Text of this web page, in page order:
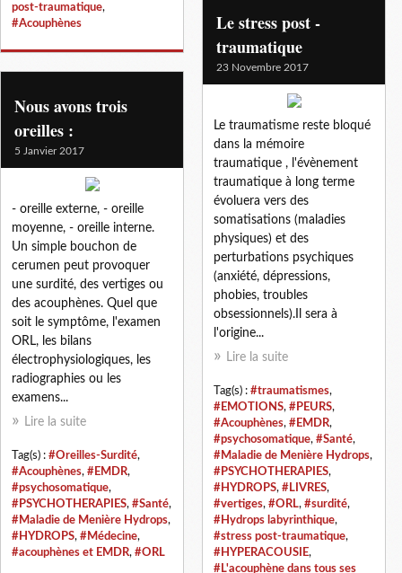
post-traumatique,
#Acouphènes
Le stress post -
traumatique
23 Novembre 2017
Le traumatisme reste bloqué
dans la mémoire
traumatique , l'évènement
traumatique à long terme
évoluera vers des
somatisations (maladies
physiques) et des
perturbations psychiques
(anxiété, dépressions,
phobies, troubles
obsessionnels).Il sera à
l'origine...
Lire la suite
Tag(s) : #traumatismes,
#EMOTIONS, #PEURS,
#Acouphènes, #EMDR,
#psychosomatique, #Santé,
#Maladie de Menière Hydrops,
#PSYCHOTHERAPIES,
#HYDROPS, #LIVRES,
#vertiges, #ORL, #surdité,
#Hydrops labyrinthique,
#stress post-traumatique,
#HYPERACOUSIE,
#L'acouphène dans tous ses
Nous avons trois
oreilles :
5 Janvier 2017
- oreille externe, - oreille
moyenne, - oreille interne.
Un simple bouchon de
cerumen peut provoquer
une surdité, des vertiges ou
des acouphènes. Quel que
soit le symptôme, l'examen
ORL, les bilans
électrophysiologiques, les
radiographies ou les
examens...
Lire la suite
Tag(s) : #Oreilles-Surdité,
#Acouphènes, #EMDR,
#psychosomatique,
#PSYCHOTHERAPIES, #Santé,
#Maladie de Menière Hydrops,
#HYDROPS, #Médecine,
#acouphènes et EMDR, #ORL